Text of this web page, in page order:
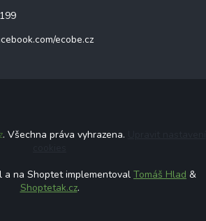
ecobe.cz
. Všechna práva vyhrazena.
a na Shoptet implementoval Tomáš Hlad &
Shoptetak.cz.